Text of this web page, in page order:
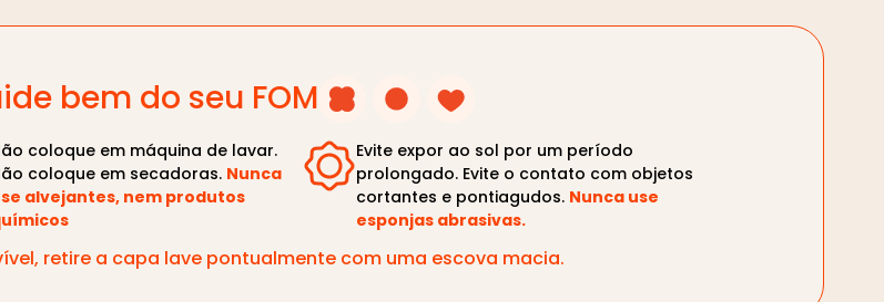
bem do seu FOM
coloque em máquina de lavar.
coloque em secadoras. Nunca
alvejantes, nem produtos
Evite expor ao sol por um período
prolongado. Evite o contato com objetos
cortantes e pontiagudos. Nunca use
esponjas abrasivas.
retire a capa lave pontualmente com uma escova macia.